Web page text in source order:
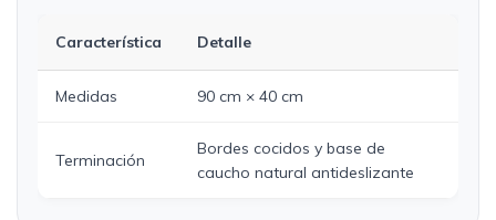
Característica Detalle
Medidas 90 cm × 40 cm
Terminación
Bordes cocidos y base de
caucho natural antideslizante